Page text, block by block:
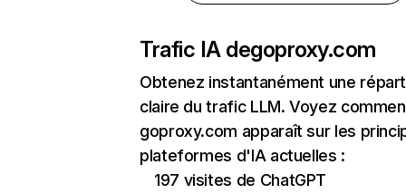
Trafic IA degoproxy.com
Obtenez instantanément une
claire du trafic LLM. Voyez
goproxy.com apparaît sur les
plateformes d'IA actuelles :
197 visites de ChatGPT